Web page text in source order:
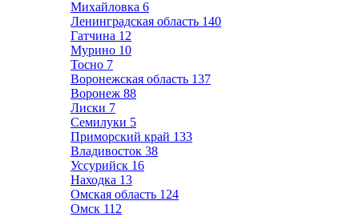
Михайловка 6
Ленинградская область 140
Гатчина 12
Мурино 10
Тосно 7
Воронежская область 137
Воронеж 88
Лиски 7
Семилуки 5
Приморский край 133
Владивосток 38
Уссурийск 16
Находка 13
Омская область 124
Омск 112